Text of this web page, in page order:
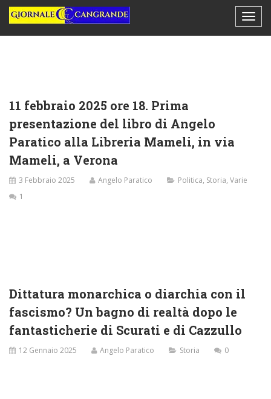
11 febbraio 2025 ore 18. Prima
presentazione del libro di Angelo
Paratico alla Libreria Mameli, in via
Mameli, a Verona
3 Febbraio 2025 Angelo Paratico Politica, Storia, Varie
1
Dittatura monarchica o diarchia con il
fascismo? Un bagno di realtà dopo le
fantasticherie di Scurati e di Cazzullo
12 Gennaio 2025 Angelo Paratico Storia 0